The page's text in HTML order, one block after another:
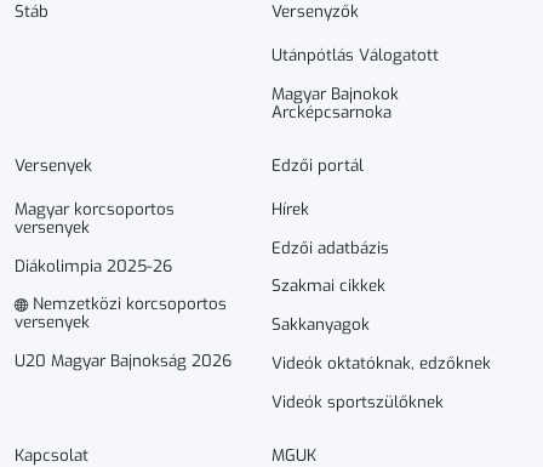
Stáb Versenyzők
Utánpótlás Válogatott
Magyar Bajnokok
Arcképcsarnoka
Versenyek
Magyar korcsoportos
versenyek
Diákolimpia 2025-26
Nemzetközi korcsoportos
versenyek
U20 Magyar Bajnokság 2026
Edzői portál
Hírek
Edzői adatbázis
Szakmai cikkek
Sakkanyagok
Videók oktatóknak, edzőknek
Videók sportszülőknek
Kapcsolat
MGUK